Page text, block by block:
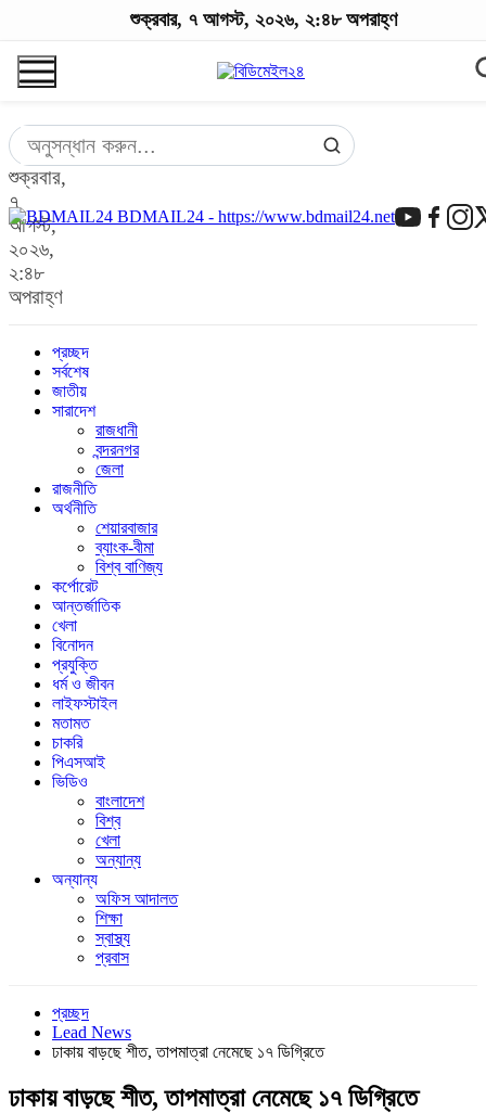
শুক্রবার,
৭
আগস্ট,
২০২৬,
২:৪৮
অপরাহ্ণ
BDMAIL24 - https://www.bdmail24.net
প্রচ্ছদ
সর্বশেষ
জাতীয়
সারাদেশ
রাজধানী
বন্দরনগর
জেলা
রাজনীতি
অর্থনীতি
শেয়ারবাজার
ব্যাংক-বীমা
বিশ্ব বাণিজ্য
কর্পোরেট
আন্তর্জাতিক
খেলা
বিনোদন
প্রযুক্তি
ধর্ম ও জীবন
লাইফস্টাইল
মতামত
চাকরি
পিএসআই
ভিডিও
বাংলাদেশ
বিশ্ব
খেলা
অন্যান্য
অন্যান্য
অফিস আদালত
শিক্ষা
স্বাস্থ্য
প্রবাস
শুক্রবার, ৭ আগস্ট, ২০২৬, ২:৪৮ অপরাহ্ণ
প্রচ্ছদ
Lead News
ঢাকায় বাড়ছে শীত, তাপমাত্রা নেমেছে ১৭ ডিগ্রিতে
ঢাকায় বাড়ছে শীত, তাপমাত্রা নেমেছে ১৭ ডিগ্রিতে